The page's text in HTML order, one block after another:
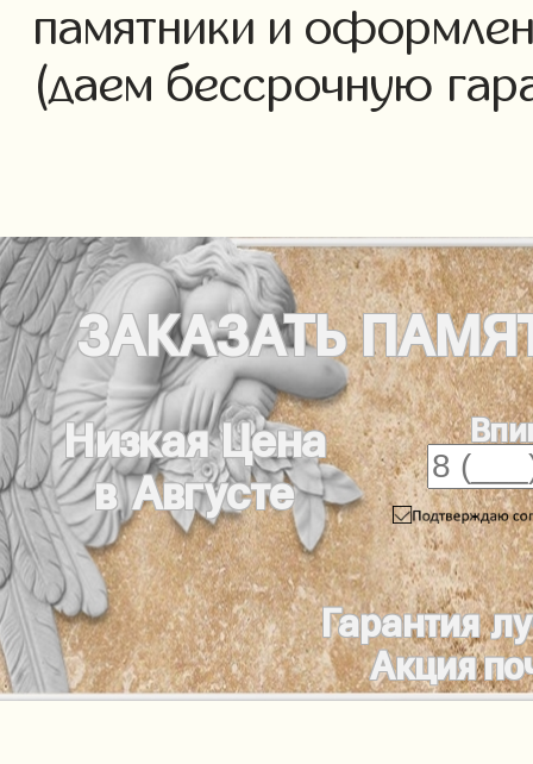
памятники и
(даем бессрочную
ЗАКАЗАТЬ
Низкая Цена
в Августе
Гарантия
Акция